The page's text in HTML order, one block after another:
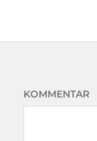
KOMMENTAR